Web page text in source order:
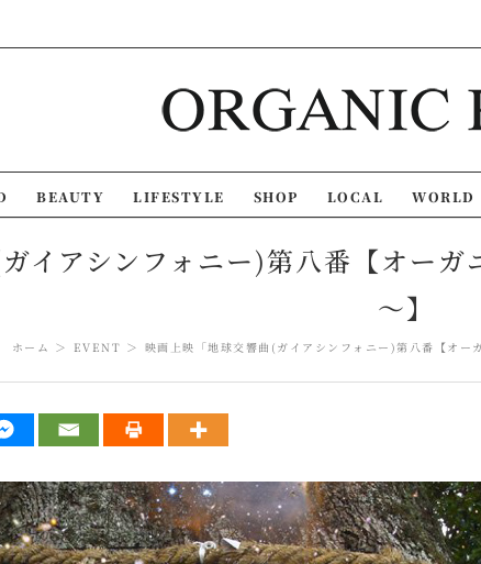
BEAUTY LIFESTYLE SHOP LOCAL WORLD
イアシンフォニー)第八番【オー
～】
ホーム EVENT 映画上映「地球交響曲(ガイアシンフォニー)第八番【オ